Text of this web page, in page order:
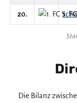
20. 1.
Die Bilanz